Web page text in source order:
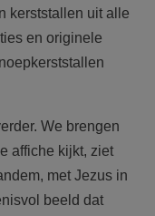
kerststallen uit alle
en originele
We brengen
affiche kijkt, ziet
met Jezus in
beeld dat